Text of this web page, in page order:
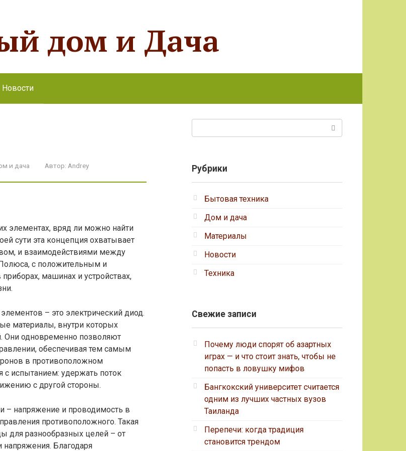
дом и Дача
Новости
и дача Автор: Andrey
элементах, вряд ли можно найти
сути эта концепция охватывает
и взаимодействиями между
с положительным и
машинах и устройствах,
– это электрический диод.
материалы, внутри которых
Они одновременно позволяют
обеспечивая тем самым
в противоположном
с испытанием: удержать поток
с другой стороны.
– напряжение и проводимость в
противоположного. Такая
для разнообразных целей – от
напряжения. Благодаря
Рубрики
Бытовая техника
Дом и дача
Материалы
Новости
Техника
Свежие записи
Почему люди спорят об азартных
играх — и что стоит знать, чтобы не
попасть в ловушку мифов
Бангкокский университет считается
одним из лучших частных вузов
Таиланда
Перепечи: когда традиция
становится трендом